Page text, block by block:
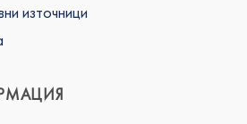
източници